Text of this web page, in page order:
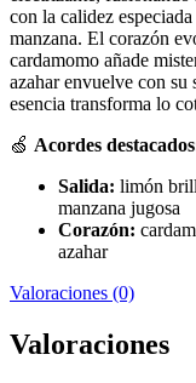
con la calidez
manzana. El corazón
cardamomo añade
azahar envuelve con su
esencia transforma lo
🍏 Acordes
Salida: limón
manzana jugosa
Corazón:
azahar
Valoraciones (0)
Valoraciones